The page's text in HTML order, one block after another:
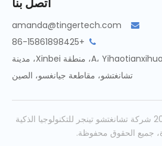

amanda@tingertech.com

+86-15861898425
المبنى A، المبنى A، Yihaotianxihuayuan، منطقة Xinbei، مدينة
تشانغتشو، مقاطعة جيانغسو، الصين
© حقوق الطبع والنشر 2022 شركة تشانغتشو تينجر للتكنولوجيا الذكية
جميع الحقوق محفوظة.